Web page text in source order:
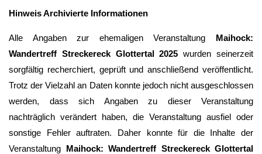
Hinweis Archivierte Informationen
Alle Angaben zur ehemaligen Veranstaltung Maihock:
Wandertreff Streckereck Glottertal 2025 wurden seinerzeit
sorgfältig recherchiert, geprüft und anschließend veröffentlicht.
Trotz der Vielzahl an Daten konnte jedoch nicht ausgeschlossen
werden, dass sich Angaben zu dieser Veranstaltung
nachträglich verändert haben, die Veranstaltung ausfiel oder
sonstige Fehler auftraten. Daher konnte für die Inhalte der
Veranstaltung Maihock: Wandertreff Streckereck Glottertal